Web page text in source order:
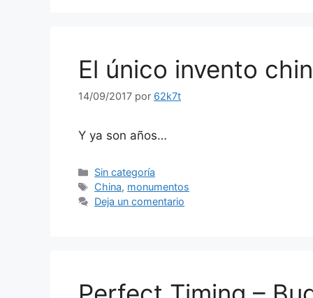
El único invento
14/09/2017 por 62k7t
Y ya son años…
Categorías
Sin categoría
Etiquetas
China, monumentos
Deja un comentario